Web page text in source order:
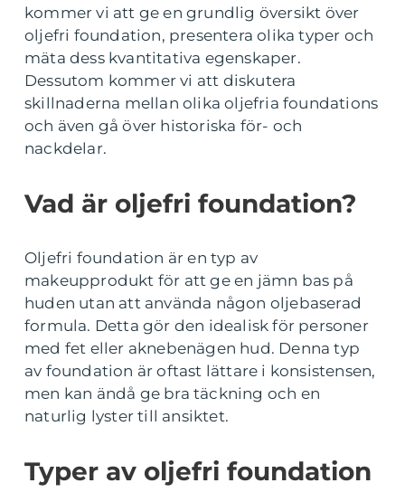
kommer vi att ge en grundlig översikt över
oljefri foundation, presentera olika typer och
mäta dess kvantitativa egenskaper.
Dessutom kommer vi att diskutera
skillnaderna mellan olika oljefria foundations
och även gå över historiska för- och
nackdelar.
Vad är oljefri foundation?
Oljefri foundation är en typ av
makeupprodukt för att ge en jämn bas på
huden utan att använda någon oljebaserad
formula. Detta gör den idealisk för personer
med fet eller aknebenägen hud. Denna typ
av foundation är oftast lättare i konsistensen,
men kan ändå ge bra täckning och en
naturlig lyster till ansiktet.
Typer av oljefri foundation